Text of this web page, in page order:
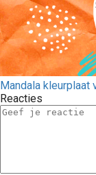
Mandala kleurplaat
Reacties